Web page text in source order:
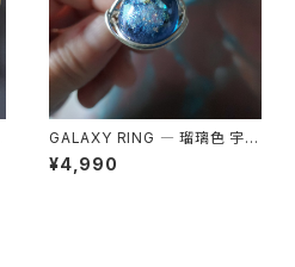
GALAXY RING ― 瑠璃色 宇宙
を身にまとう
¥4,990